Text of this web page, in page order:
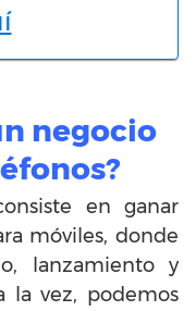
negocio
en ganar
móviles, donde
lanzamiento y
la vez, podemos